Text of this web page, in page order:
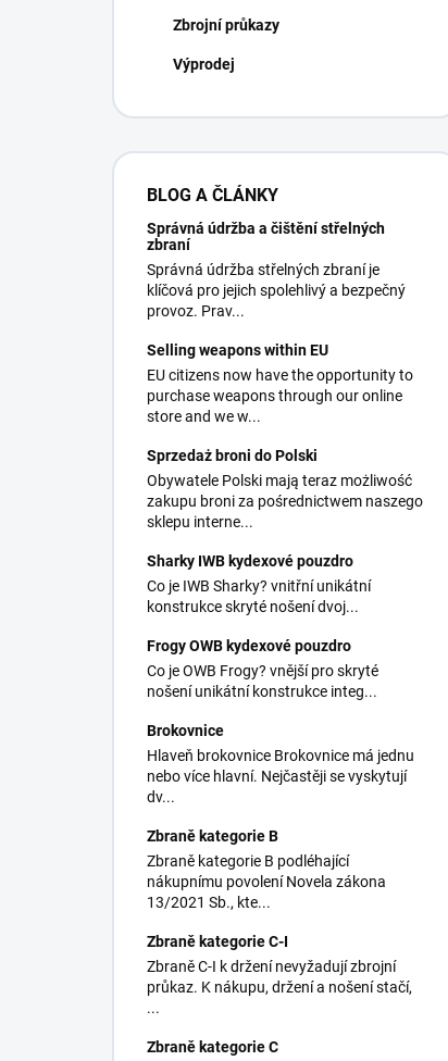
Zbrojní průkazy
Výprodej
BLOG A ČLÁNKY
Správná údržba a čištění střelných
zbraní
Správná údržba střelných zbraní je
klíčová pro jejich spolehlivý a bezpečný
provoz. Prav...
Selling weapons within EU
EU citizens now have the opportunity to
purchase weapons through our online
store and we w...
Sprzedaż broni do Polski
Obywatele Polski mają teraz możliwość
zakupu broni za pośrednictwem naszego
sklepu interne...
Sharky IWB kydexové pouzdro
Co je IWB Sharky? vnitřní unikátní
konstrukce skryté nošení dvoj...
Frogy OWB kydexové pouzdro
Co je OWB Frogy? vnější pro skryté
nošení unikátní konstrukce integ...
Brokovnice
Hlaveň brokovnice Brokovnice má jednu
nebo více hlavní. Nejčastěji se vyskytují
dv...
Zbraně kategorie B
Zbraně kategorie B podléhající
nákupnímu povolení Novela zákona
13/2021 Sb., kte...
Zbraně kategorie C-I
Zbraně C-I k držení nevyžadují zbrojní
průkaz. K nákupu, držení a nošení stačí,
...
Zbraně kategorie C